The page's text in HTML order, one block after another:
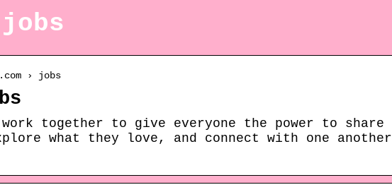
› jobs
work together to give everyone the power to share
what they love, and connect with one another